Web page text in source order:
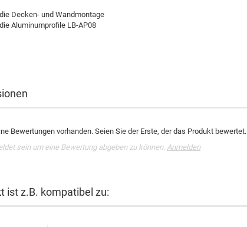
Decken- und Wandmontage
Aluminumprofile LB-AP08
Bewertungen vorhanden. Seien Sie der Erste, der das Produkt bewertet.
sein um eine Bewertung abgeben zu können. Anmelden
ist z.B. kompatibel zu: